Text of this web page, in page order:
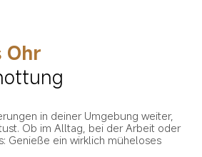
Ohr
in deiner Umgebung weiter,
Ob im Alltag, bei der Arbeit oder
Genieße ein wirklich müheloses